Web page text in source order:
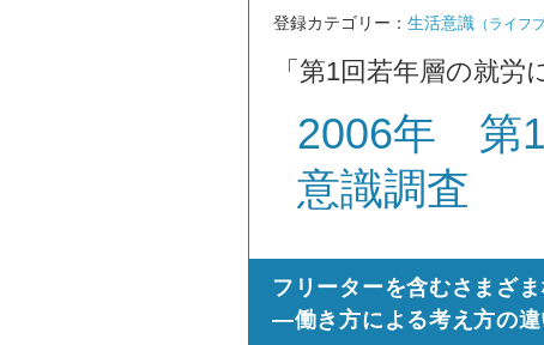
登録カテゴリー： 生活意識 （ライフ
「第1回若年層の就労
2006年 第1
意識調査
フリーターを含むさまざ
―働き方による考え方の違